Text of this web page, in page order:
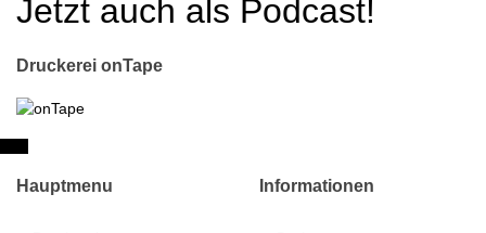
Jetzt auch als Podcast!
Druckerei onTape
Hauptmenu Informationen